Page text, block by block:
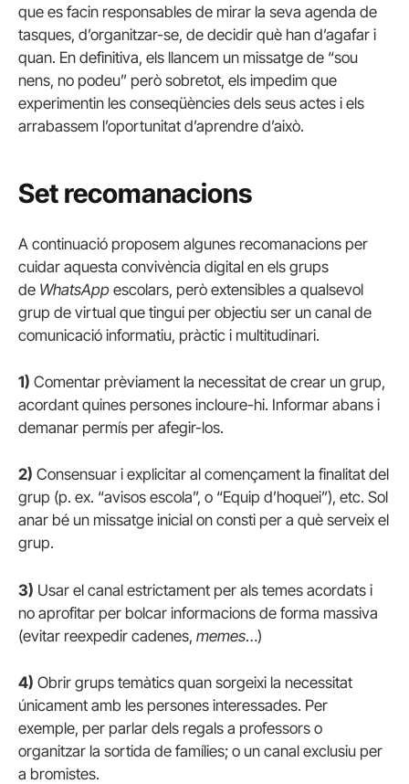
que es facin responsables de mirar la seva agenda de
tasques, d’organitzar-se, de decidir què han d’agafar i
quan. En definitiva, els llancem un missatge de “sou
nens, no podeu” però sobretot, els impedim que
experimentin les conseqüències dels seus actes i els
arrabassem l’oportunitat d’aprendre d’això.
Set recomanacions
A continuació proposem algunes recomanacions per
cuidar aquesta convivència digital en els grups
de WhatsApp escolars, però extensibles a qualsevol
grup de virtual que tingui per objectiu ser un canal de
comunicació informatiu, pràctic i multitudinari.
1) Comentar prèviament la necessitat de crear un grup,
acordant quines persones incloure-hi. Informar abans i
demanar permís per afegir-los.
2) Consensuar i explicitar al començament la finalitat del
grup (p. ex. “avisos escola”, o “Equip d’hoquei”), etc. Sol
anar bé un missatge inicial on consti per a què serveix el
grup.
3) Usar el canal estrictament per als temes acordats i
no aprofitar per bolcar informacions de forma massiva
(evitar reexpedir cadenes, memes…)
4) Obrir grups temàtics quan sorgeixi la necessitat
únicament amb les persones interessades. Per
exemple, per parlar dels regals a professors o
organitzar la sortida de famílies; o un canal exclusiu per
a bromistes.